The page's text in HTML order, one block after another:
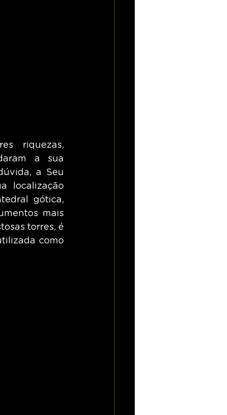
riquezas,
a sua
a Seu
localização
gótica,
mais
torres, é
como